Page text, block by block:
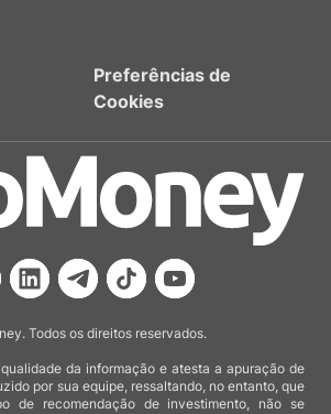
Preferências de
Cookies
Todos os direitos reservados.
da informação e atesta a apuração de
por sua equipe, ressaltando, no entanto, que
de recomendação de investimento, não se